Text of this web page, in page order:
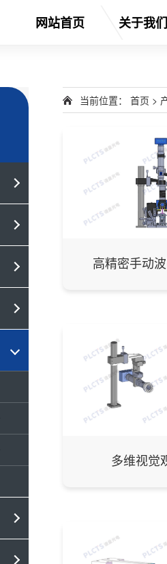
网站首页 关于我们
当前位置： 首页 >
高精密手动
多维视觉